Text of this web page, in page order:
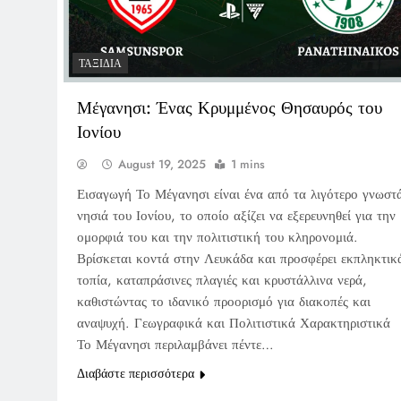
ΤΑΞΊΔΙΑ
Μέγανησι: Ένας Κρυμμένος Θησαυρός του
Ιονίου
August 19, 2025 1 mins
Εισαγωγή Το Μέγανησι είναι ένα από τα λιγότερο
νησιά του Ιονίου, το οποίο αξίζει να εξερευνηθεί για την
ομορφιά του και την πολιτιστική του κληρονομιά.
Βρίσκεται κοντά στην Λευκάδα και προσφέρει
τοπία, καταπράσινες πλαγιές και κρυστάλλινα νερά,
καθιστώντας το ιδανικό προορισμό για διακοπές και
αναψυχή. Γεωγραφικά και Πολιτιστικά Χαρακτηριστικά
Το Μέγανησι περιλαμβάνει πέντε…
Διαβάστε περισσότερα